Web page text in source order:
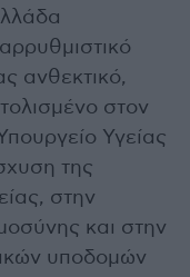
ανθεκτικό,
στον
Υγείας
της
στην
και στην
υποδομών